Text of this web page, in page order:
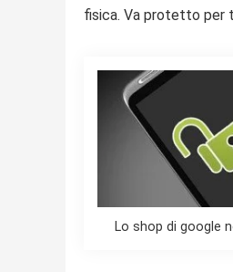
fisica. Va protetto per
Lo shop di google